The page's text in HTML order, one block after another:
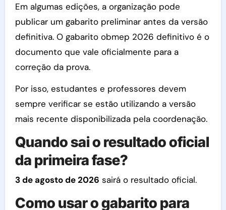
Em algumas edições, a organização pode
publicar um gabarito preliminar antes da versão
definitiva. O gabarito obmep 2026 definitivo é o
documento que vale oficialmente para a
correção da prova.
Por isso, estudantes e professores devem
sempre verificar se estão utilizando a versão
mais recente disponibilizada pela coordenação.
Quando sai o resultado oficial
da primeira fase?
3 de agosto de 2026 sairá o resultado oficial.
Como usar o gabarito para